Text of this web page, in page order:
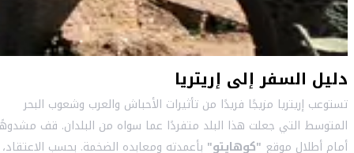
دليل السفر إلى إريتريا
تستوعب إريتريا مزيجًا فريدًا من تأثيرات الأحباش والعرب وشعوب البحر
المتوسط التي جعلت هذا البلد متفردًا عما سواه من البلدان. قف
أمام أطلال موقع "كوهايتو" بأعمدته ومعابده الضخمة. بحسب الاعتقاد،